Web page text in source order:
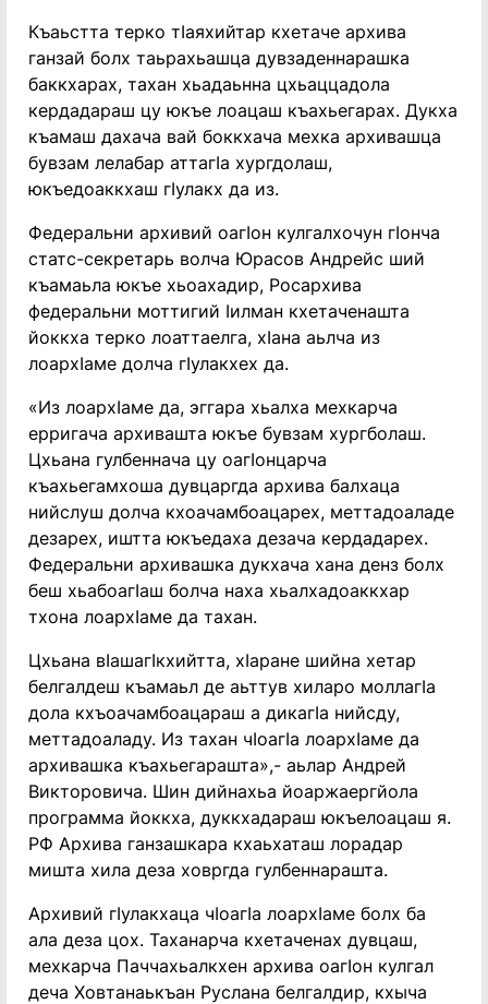
Къаьстта терко тIаяхийтар кхетаче архива
ганзай болх таьрахьашца дувзаденнарашка
баккхарах, тахан хьадаьнна цхьаццадола
кердадараш цу юкъе лоацаш къахьегарах. Дукха
къамаш дахача вай боккхача мехка архивашца
бувзам лелабар аттагIа хургдолаш,
юкъедоаккхаш гIулакх да из.
Федеральни архивий оагIон кулгалхочун гIонча
статс-секретарь волча Юрасов Андрейс ший
къамаьла юкъе хьоахадир, Росархива
федеральни моттигий Iилман кхетаченашта
йоккха терко лоаттаелга, хIана аьлча из
лоархIаме долча гIулакхех да.
«Из лоархIаме да, эггара хьалха мехкарча
ерригача архивашта юкъе бувзам хургболаш.
Цхьана гулбеннача цу оагIонцарча
къахьегамхоша дувцаргда архива балхаца
нийслуш долча кхоачамбоацарех, меттадоаладе
дезарех, иштта юкъедаха дезача кердадарех.
Федеральни архивашка дукхача хана денз болх
беш хьабоагIаш болча наха хьалхадоаккхар
тхона лоархIаме да тахан.
Цхьана вIашагIкхийтта, хIаране шийна хетар
белгалдеш къамаьл де аьттув хиларо моллагIа
дола кхъоачамбоацараш а дикагIа нийсду,
меттадоаладу. Из тахан чIоагIа лоархIаме да
архивашка къахьегарашта»,- аьлар Андрей
Викторовича. Шин дийнахьа йоаржаергйола
программа йоккха, дуккхадараш юкъелоацаш я.
РФ Архива ганзашкара кхаьхаташ лорадар
мишта хила деза ховргда гулбеннарашта.
Архивий гIулакхаца чIоагIа лоархIаме болх ба
ала деза цох. Таханарча кхетаченах дувцаш,
мехкарча Паччахьалкхен архива оагIон кулгал
деча Ховтанаькъан Руслана белгалдир, кхыча